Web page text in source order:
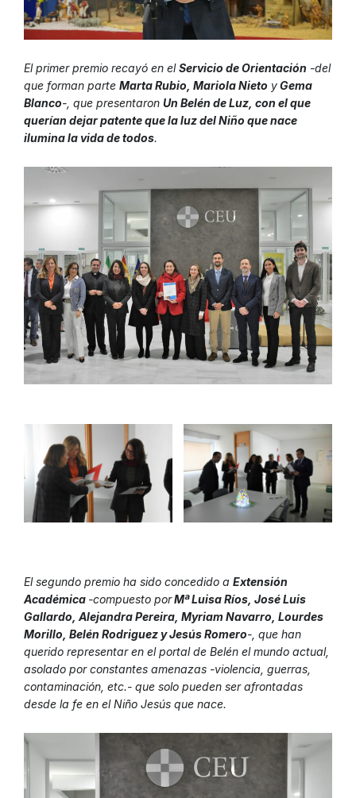
El primer premio recayó en elServicio de Orientación -del
que forman parte Marta Rubio, Mariola Nieto yGema
Blanco-, que presentaron Un Belén de Luz, con el que
querían dejar patente que la luz del Niño que nace
ilumina la vida de todos.
El segundo premio ha sido concedido a Extensión
Académica -compuesto porMª Luisa Ríos, José Luis
Gallardo, Alejandra Pereira, Myriam Navarro, Lourdes
Morillo, Belén Rodriguez y Jesús Romero-, que han
querido representar en el portal de Belén el mundo actual,
asolado por constantes amenazas -violencia, guerras,
contaminación, etc.- que solo pueden ser afrontadas
desde la fe en el Niño Jesús que nace.